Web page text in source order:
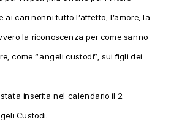
ai cari nonni tutto l’affetto, l’amore, la
la riconoscenza per come sanno
come “angeli custodi”, sui figli dei
inserita nel calendario il 2
Custodi.